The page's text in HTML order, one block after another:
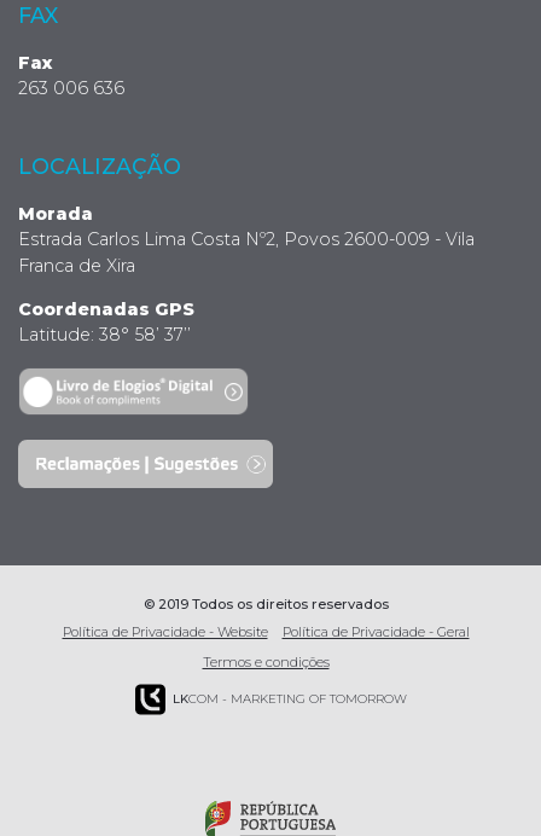
FAX
Fax
263 006 636
LOCALIZAÇÃO
Morada
Estrada Carlos Lima Costa Nº2, Povos 2600-009 - Vila
Franca de Xira
Coordenadas GPS
Latitude: 38° 58’ 37’’
© 2019 Todos os direitos reservados
Política de Privacidade - Website
Política de Privacidade - Geral
Termos e condições
LKCOM - MARKETING OF TOMORROW